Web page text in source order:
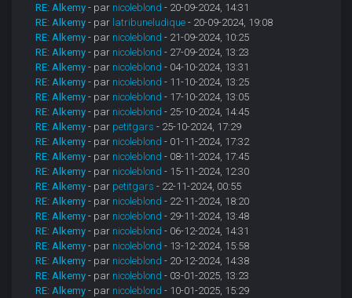
RE: Alkemy - par nicoleblond - 20-09-2024, 14:31
RE: Alkemy - par latribuneludique - 20-09-2024, 19:08
RE: Alkemy - par nicoleblond - 21-09-2024, 10:25
RE: Alkemy - par nicoleblond - 27-09-2024, 13:23
RE: Alkemy - par nicoleblond - 04-10-2024, 13:31
RE: Alkemy - par nicoleblond - 11-10-2024, 13:25
RE: Alkemy - par nicoleblond - 17-10-2024, 13:05
RE: Alkemy - par nicoleblond - 25-10-2024, 14:45
RE: Alkemy - par petitgars - 25-10-2024, 17:29
RE: Alkemy - par nicoleblond - 01-11-2024, 17:32
RE: Alkemy - par nicoleblond - 08-11-2024, 17:45
RE: Alkemy - par nicoleblond - 15-11-2024, 12:30
RE: Alkemy - par petitgars - 22-11-2024, 00:55
RE: Alkemy - par nicoleblond - 22-11-2024, 18:20
RE: Alkemy - par nicoleblond - 29-11-2024, 13:48
RE: Alkemy - par nicoleblond - 06-12-2024, 14:31
RE: Alkemy - par nicoleblond - 13-12-2024, 15:58
RE: Alkemy - par nicoleblond - 20-12-2024, 14:38
RE: Alkemy - par nicoleblond - 03-01-2025, 13:23
RE: Alkemy - par nicoleblond - 10-01-2025, 15:29